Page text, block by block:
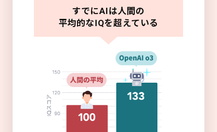
すでにAIは人間の
平均的なIQを超えている